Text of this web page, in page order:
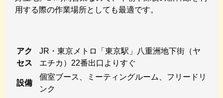
用する際の作業場所としても最適です。
アク
セス
JR・東京メトロ「東京駅」八重洲地下街（ヤ
エチカ）22番出口よりすぐ
設備
個室ブース、ミーティングルーム、フリードリ
ンク